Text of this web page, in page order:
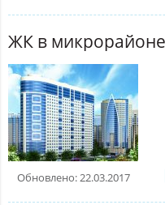
Обновлено: 22.03.2017